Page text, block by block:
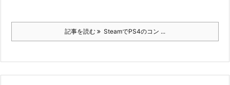
記事を読む SteamでPS4のコン ...